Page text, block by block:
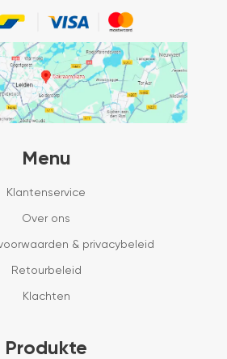
Menu
Klantenservice
Over ons
& privacybeleid
Retourbeleid
Klachten
Produkte